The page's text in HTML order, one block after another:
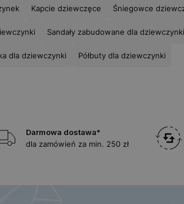
Kapcie dziewczęce Śniegowce
Sandały zabudowane dla dziewczynki
dla dziewczynki Półbuty dla dziewczynki
Darmowa dostawa*
dla zamówień za min. 250 zł